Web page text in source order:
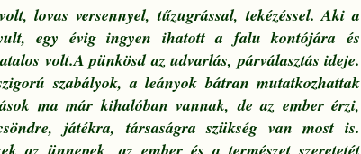
lovas versennyel, tűzugrással, tekézéssel. Aki a
egy évig ingyen ihatott a falu kontójára és
volt.A pünkösd az udvarlás, párválasztás ideje.
szabályok, a leányok bátran mutatkozhattak
ma már kihalóban vannak, de az ember érzi,
játékra, társaságra szükség van most is.